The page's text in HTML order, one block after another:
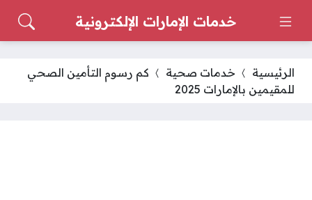
خدمات الإمارات الإلكترونية
الرئيسية خدمات صحية
كم رسوم التأمين الصحي
للمقيمين بالإمارات 2025